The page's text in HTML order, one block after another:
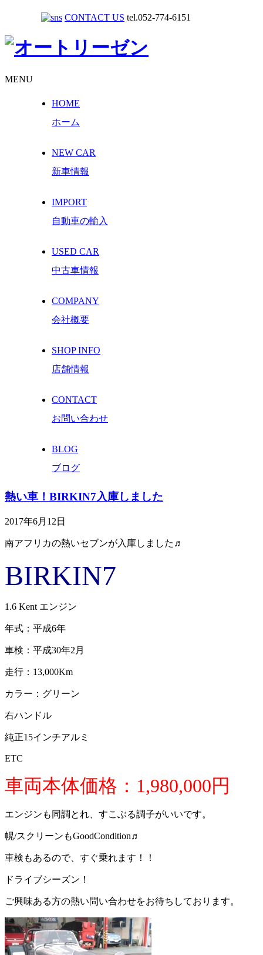
CONTACT US tel.052-774-6151
MENU
HOME
ホーム
NEW CAR
新車情報
IMPORT
自動車の輸入
USED CAR
中古車情報
COMPANY
会社概要
SHOP INFO
店舗情報
CONTACT
お問い合わせ
BLOG
ブログ
熱い車！BIRKIN7入庫しました
2017年6月12日
南アフリカの熱いセブンが入庫しました♬
BIRKIN7
1.6 Kent エンジン
年式：平成6年
車検：平成30年2月
走行：13,000Km
カラー：グリーン
右ハンドル
純正15インチアルミ
ETC
車両本体価格：1,980,000円
エンジンも同調とれ、すこぶる調子がいいです。
幌/スクリーンもGoodCondition♬
車検もあるので、すぐ乗れます！！
ドライブシーズン！
ご興味ある方の熱い問い合わせをお待ちしております。